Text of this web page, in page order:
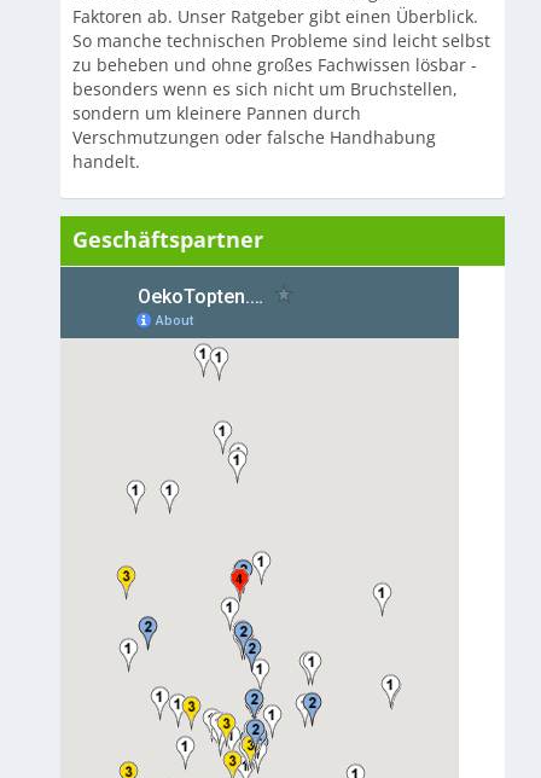
Faktoren ab. Unser Ratgeber gibt einen Überblick.
So manche technischen Probleme sind leicht selbst
zu beheben und ohne großes Fachwissen lösbar -
besonders wenn es sich nicht um Bruchstellen,
sondern um kleinere Pannen durch
Verschmutzungen oder falsche Handhabung
handelt.
Geschäftspartner